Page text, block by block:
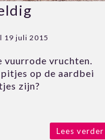
19 juli 2015
vuurrode vruchten.
op de aardbei
zijn?
Lees verder